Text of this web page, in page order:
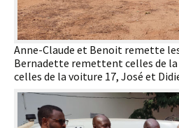
Anne-Claude et Benoit remette
Bernadette remettent celles de
celles de la voiture 17, José et